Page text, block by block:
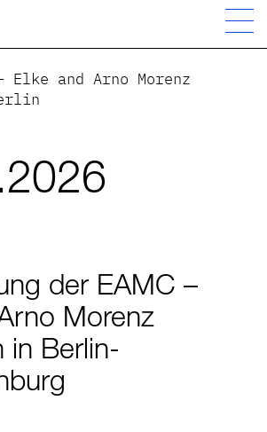
– Elke and Arno Morenz
der EAMC –
Morenz
in Berlin-